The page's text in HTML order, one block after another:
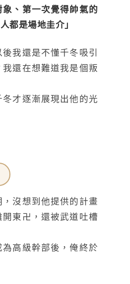
象、第一次覺得帥氣的
都是場地圭介」
我還是不懂千冬吸引
還在想難道我是個叛
才逐漸展現出他的光
沒想到他提供的計畫
東卍，還被武道吐槽
高級幹部後，俺終於